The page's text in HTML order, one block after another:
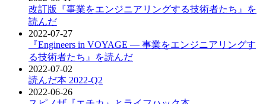
改訂版『事業をエンジニアリングする技術者たち』を
読んだ
2022-07-27
『Engineers in VOYAGE ― 事業をエンジニアリングす
る技術者たち』を読んだ
2022-07-02
読んだ本 2022-Q2
2022-06-26